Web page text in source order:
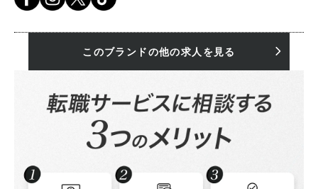
このブランドの他の求人を見る